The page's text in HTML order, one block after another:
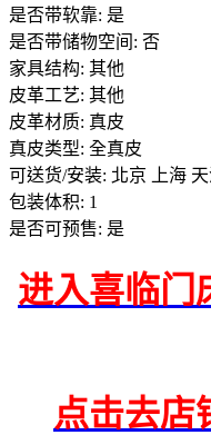
是否带软靠: 是
是否带储物空间: 否
家具结构: 其他
皮革工艺: 其他
皮革材质: 真皮
真皮类型: 全真皮
可送货/安装: 北京 上海
包装体积: 1
是否可预售: 是
进入喜临门
点击去店